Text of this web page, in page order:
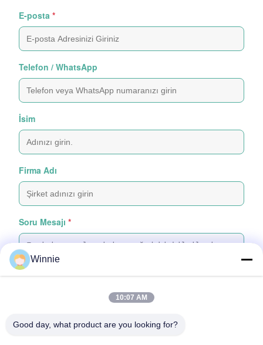
E-posta *
Telefon / WhatsApp
İsim
Firma Adı
Soru Mesajı *
Dosya Ekle
Winnie
10:07 AM
Good day, what product are you looking for?